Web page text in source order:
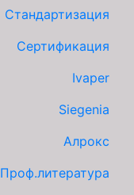
Стандартизация
Сертификация
Ivaper
Siegenia
Алрокс
Проф.литература